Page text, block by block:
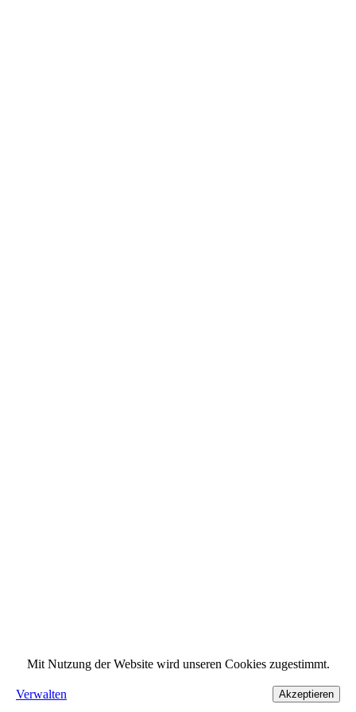
Mit Nutzung der Website wird unseren Cookies zugestimmt.
Verwalten Akzeptieren